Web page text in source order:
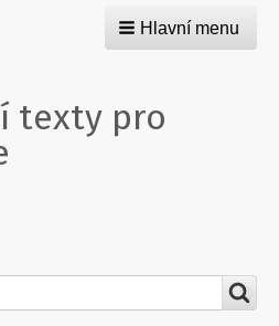
Hlavní menu
texty pro